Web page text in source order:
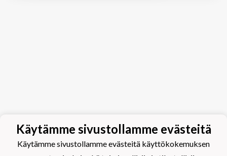
Käytämme sivustollamme evästeitä
Käytämme sivustollamme evästeitä käyttökokemuksen